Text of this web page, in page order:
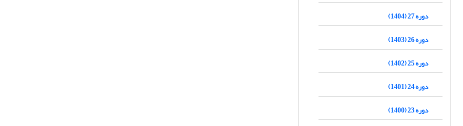
دوره 27 (1404)
دوره 26 (1403)
دوره 25 (1402)
دوره 24 (1401)
دوره 23 (1400)